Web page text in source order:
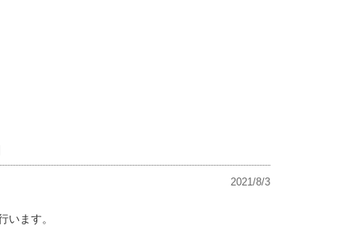
2021/8/3
います。